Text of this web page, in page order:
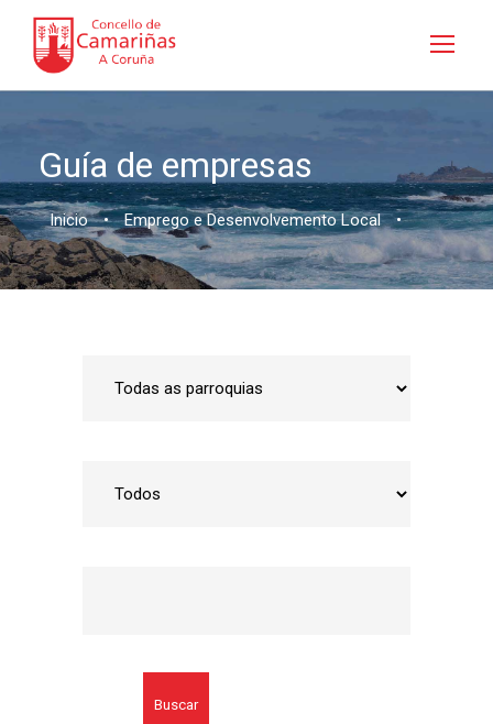
Guía de empresas
Inicio • Emprego e Desenvolvemento Local •
Buscar